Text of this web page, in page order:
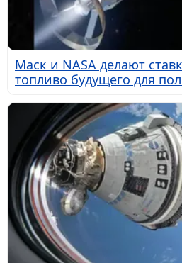
Маск и NASA делают
топливо будущего для